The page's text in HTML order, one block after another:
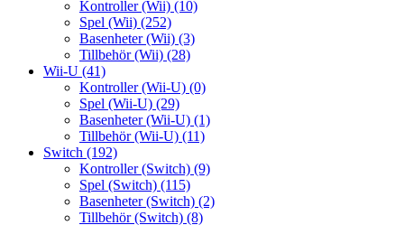
Kontroller (Wii) (10)
Spel (Wii) (252)
Basenheter (Wii) (3)
Tillbehör (Wii) (28)
Wii-U (41)
Kontroller (Wii-U) (0)
Spel (Wii-U) (29)
Basenheter (Wii-U) (1)
Tillbehör (Wii-U) (11)
Switch (192)
Kontroller (Switch) (9)
Spel (Switch) (115)
Basenheter (Switch) (2)
Tillbehör (Switch) (8)